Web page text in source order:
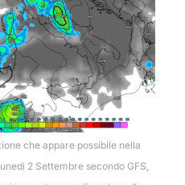
che appare possibile nella
2 Settembre secondo GFS,